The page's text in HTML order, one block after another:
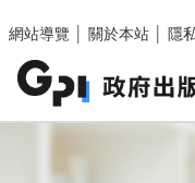
網站導覽
關於本站 隱